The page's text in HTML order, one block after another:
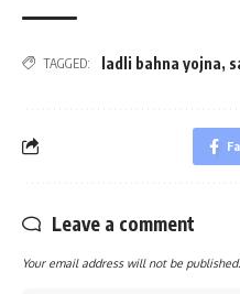
TAGGED: ladli bahna yojna,
Leave a comment
Your email address will not be published.